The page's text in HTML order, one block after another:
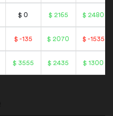
$ 0 $ 2165 $ 2480
$ -135 $ 2070 $ -1535
$ 3555 $ 2435 $ 1300